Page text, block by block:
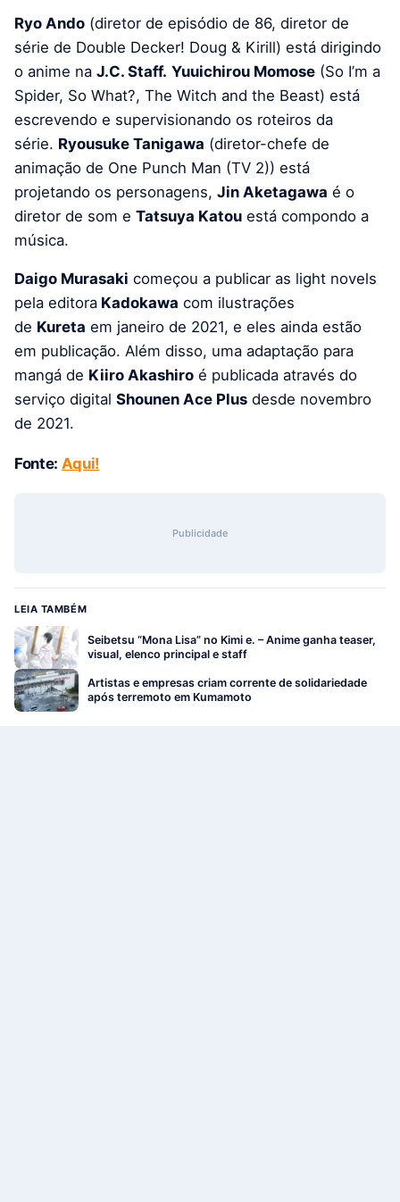
Ryo Ando (diretor de episódio de 86, diretor de
série de Double Decker! Doug & Kirill) está dirigindo
o anime na J.C. Staff. Yuuichirou Momose (So I’m a
Spider, So What?, The Witch and the Beast) está
escrevendo e supervisionando os roteiros da
série. Ryousuke Tanigawa (diretor-chefe de
animação de One Punch Man (TV 2)) está
projetando os personagens, Jin Aketagawa é o
diretor de som e Tatsuya Katou está compondo a
música.
Daigo Murasaki começou a publicar as light novels
pela editora Kadokawa com ilustrações
de Kureta em janeiro de 2021, e eles ainda estão
em publicação. Além disso, uma adaptação para
mangá de Kiiro Akashiro é publicada através do
serviço digital Shounen Ace Plus desde novembro
de 2021.
Fonte: Aqui!
Publicidade
LEIA TAMBÉM
Seibetsu “Mona Lisa” no Kimi e. – Anime ganha teaser,
visual, elenco principal e staff
Artistas e empresas criam corrente de solidariedade
após terremoto em Kumamoto